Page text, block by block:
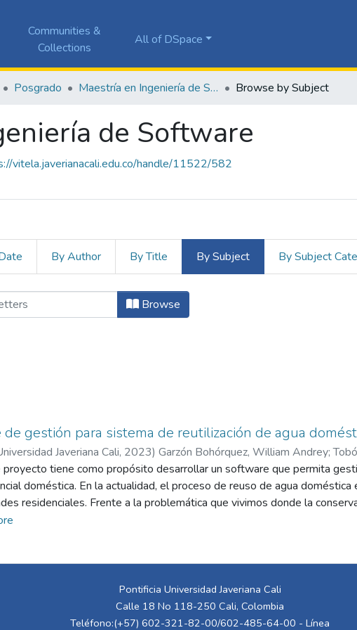
Communities &
Collections
All of DSpace
Posgrado Maestría en Ingeniería de Software Browse by Subject
de Software
vitela.javerianacali.edu.co/handle/11522/582
By Author By Title By Subject By Subject
de Software by Subject "Agua
Browse
gestión para sistema de reutilización de agua
Javeriana Cali, 2023) Garzón Bohórquez, William Andrey;
proyecto tiene como propósito desarrollar un software que permita
doméstica. En la actualidad, el proceso de reuso de agua
residenciales. Frente a la problemática que vivimos donde la
el uso indiscriminado en nuestros hogares, es evidente la necesidad
no cuentan con incentivos para implementar este tipo de soluciones;
iniciativa es incentivar a las constructoras a implementar esta
de acueducto y alcantarillado, creando una cultura de conservación del
Pontificia Universidad Javeriana Cali
Calle 18 No 118-250 Cali, Colombia
Teléfono:(+57) 602-321-82-00/602-485-64-00 - Línea